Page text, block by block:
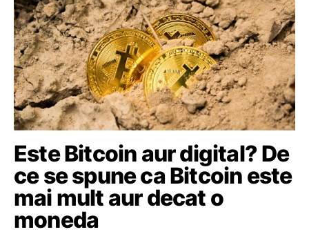
Este Bitcoin aur digital? De
ce se spune ca Bitcoin este
mai mult aur decat o
moneda